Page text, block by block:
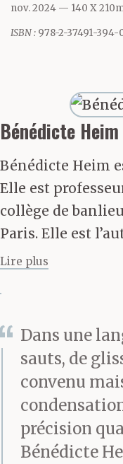
aussitôt
arrête
avancer,
petites
cognent
poitrine.
regard
parvis
scrute
de
secoue
sombres
nov. 2024 — 140 X
ISBN : 978-2-37491-394-
Bénédicte Heim
Bénédicte Heim
Elle est
collège de
Paris. Elle est
Lire plus
Dans une
sauts, de
convenu
précision
Bénédicte